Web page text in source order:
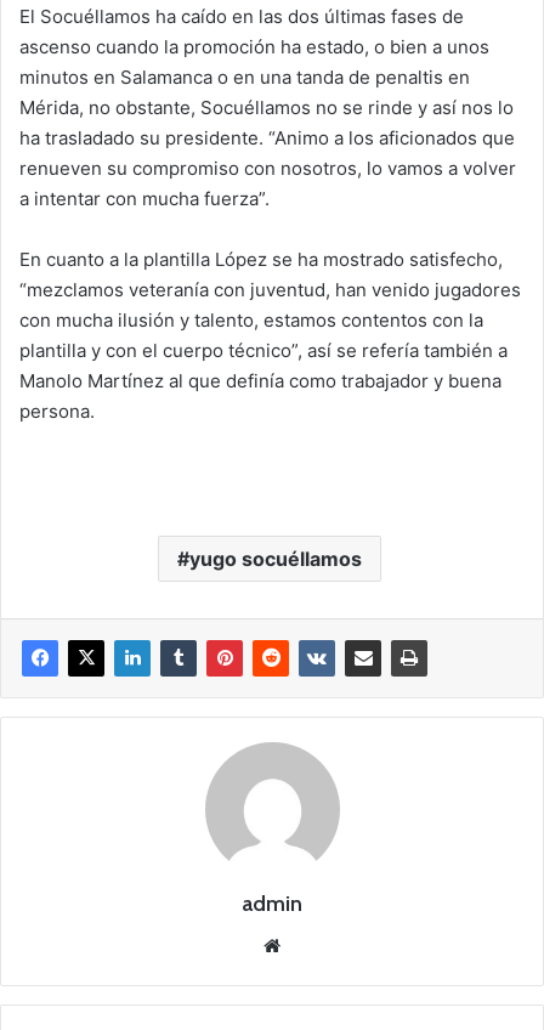
El Socuéllamos ha caído en las dos últimas fases de
ascenso cuando la promoción ha estado, o bien a unos
minutos en Salamanca o en una tanda de penaltis en
Mérida, no obstante, Socuéllamos no se rinde y así nos lo
ha trasladado su presidente. “Animo a los aficionados que
renueven su compromiso con nosotros, lo vamos a volver
a intentar con mucha fuerza”.
En cuanto a la plantilla López se ha mostrado satisfecho,
“mezclamos veteranía con juventud, han venido jugadores
con mucha ilusión y talento, estamos contentos con la
plantilla y con el cuerpo técnico”, así se refería también a
Manolo Martínez al que definía como trabajador y buena
persona.
yugo socuéllamos
admin
we